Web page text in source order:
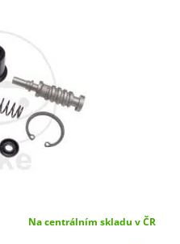
Na centrálním skladu v ČR